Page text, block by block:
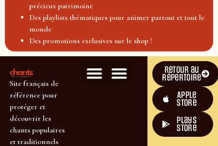
précieux patrimoine
Des playlists thématiques pour animer partout et tout le
monde
Des promotions exclusives sur le shop !
Site français de
référence pour
protéger et
découvrir les
chants populaires
et traditionnels
Retour au
répertoire
Apple
Store
plays
store